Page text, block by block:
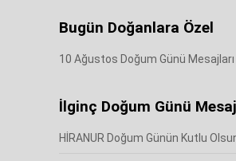
Bugün Doğanlara Özel
10 Ağustos Doğum Günü Mesajları
İlginç Doğum Günü
HİRANUR Doğum Günün Kutlu